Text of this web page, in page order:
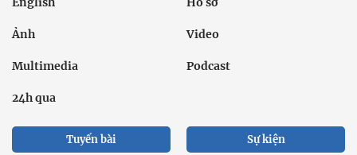
Ảnh Video
Multimedia Podcast
24h qua
Tuyến bài Sự kiện